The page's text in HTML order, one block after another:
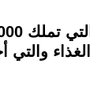
الغذاء